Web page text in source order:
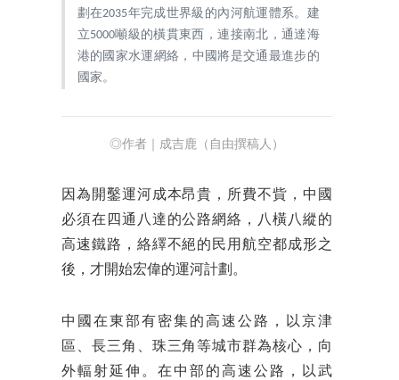
劃在2035年完成世界級的內河航運體系。建
立5000噸級的橫貫東西，連接南北，通達海
港的國家水運網絡，中國將是交通最進步的
國家。
◎作者｜成吉鹿（自由撰稿人）
因為開鑿運河成本昂貴，所費不貲，中國
必須在四通八達的公路網絡，八橫八縱的
高速鐵路，絡繹不絕的民用航空都成形之
後，才開始宏偉的運河計劃。
中國在東部有密集的高速公路，以京津
區、長三角、珠三角等城市群為核心，向
外輻射延伸。在中部的高速公路，以武